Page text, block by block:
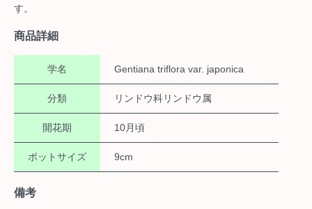
す。
商品詳細
学名 Gentiana triflora var. japonica
分類 リンドウ科リンドウ属
開花期 10月頃
ポットサイズ 9cm
備考